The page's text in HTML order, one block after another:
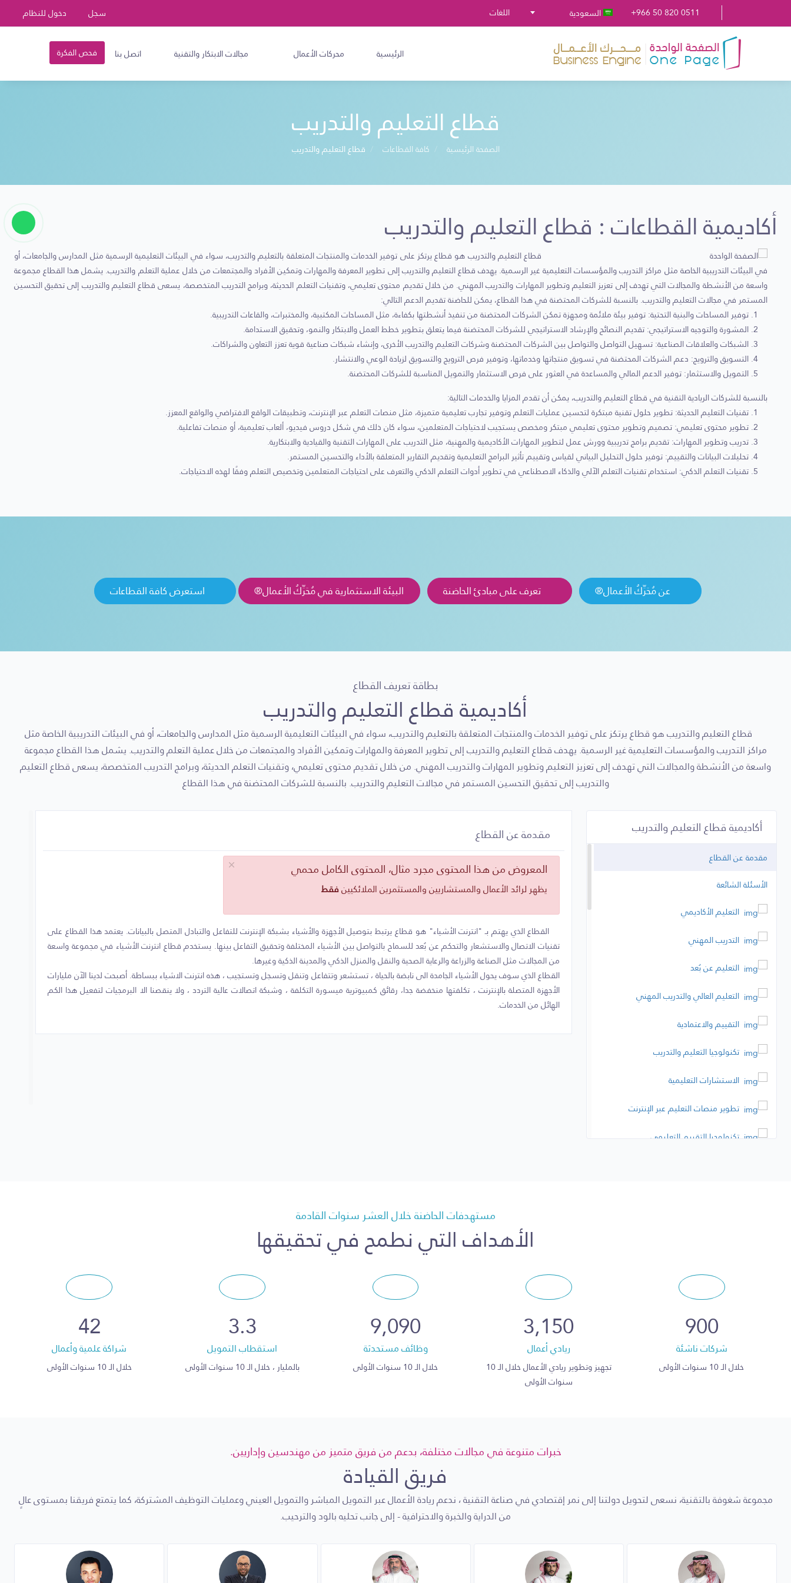
+966 50 820 0511 السعودية اللغات سجل دخول للنظام
الرئيسية محركات الأعمال مجالات الابتكار والتقنية اتصل بنا فحص الفكرة
قطاع التعليم والتدريب
الصفحة الرئيسية كافة القطاعات قطاع التعليم والتدريب
أكاديمية القطاعات : قطاع التعليم والتدريب
قطاع التعليم والتدريب هو قطاع يرتكز على توفير الخدمات والمنتجات المتعلقة بالتعليم والتدريب، سواء في البيئات التعليمية الرسمية مثل المدارس والجامعات، أو
في البيئات التدريبية الخاصة مثل مراكز التدريب والمؤسسات التعليمية غير الرسمية. يهدف قطاع التعليم والتدريب إلى تطوير المعرفة والمهارات وتمكين الأفراد والمجتمعات من خلال عملية التعلم والتدريب. يشمل هذا القطاع مجموعة
واسعة من الأنشطة والمجالات التي تهدف إلى تعزيز التعليم وتطوير المهارات والتدريب المهني. من خلال تقديم محتوى تعليمي، وتقنيات التعلم الحديثة، وبرامج التدريب المتخصصة، يسعى قطاع التعليم والتدريب إلى تحقيق التحسين
المستمر في مجالات التعليم والتدريب. بالنسبة للشركات المحتضنة في هذا القطاع، يمكن للحاضنة تقديم الدعم التالي:
توفير المساحات والبنية التحتية: توفير بيئة ملائمة ومجهزة تمكن الشركات المحتضنة من تنفيذ أنشطتها بكفاءة، مثل المساحات المكتبية، والمختبرات، والقاعات التدريبية.
المشورة والتوجيه الاستراتيجي: تقديم النصائح والإرشاد الاستراتيجي للشركات المحتضنة فيما يتعلق بتطوير خطط العمل والابتكار والنمو، وتحقيق الاستدامة.
الشبكات والعلاقات الصناعية: تسهيل التواصل والتواصل بين الشركات المحتضنة وشركات التعليم والتدريب الأخرى، وإنشاء شبكات صناعية قوية تعزز التعاون والشراكات.
التسويق والترويج: دعم الشركات المحتضنة في تسويق منتجاتها وخدماتها، وتوفير فرص الترويج والتسويق لزيادة الوعي والانتشار.
التمويل والاستثمار: توفير الدعم المالي والمساعدة في العثور على فرص الاستثمار والتمويل المناسبة للشركات المحتضنة.
بالنسبة للشركات الريادية التقنية في قطاع التعليم والتدريب، يمكن أن تقدم المزايا والخدمات التالية:
تقنيات التعليم الحديثة: تطوير حلول تقنية مبتكرة لتحسين عمليات التعلم وتوفير تجارب تعليمية متميزة، مثل منصات التعلم عبر الإنترنت، وتطبيقات الواقع الافتراضي والواقع المعزز.
تطوير محتوى تعليمي: تصميم وتطوير محتوى تعليمي مبتكر ومخصص يستجيب لاحتياجات المتعلمين، سواء كان ذلك في شكل دروس فيديو، ألعاب تعليمية، أو منصات تفاعلية.
تدريب وتطوير المهارات: تقديم برامج تدريبية وورش عمل لتطوير المهارات الأكاديمية والمهنية، مثل التدريب على المهارات التقنية والقيادية والابتكارية.
تحليلات البيانات والتقييم: توفير حلول التحليل البياني لقياس وتقييم تأثير البرامج التعليمية وتقديم التقارير المتعلقة بالأداء والتحسين المستمر.
تقنيات التعلم الذكي: استخدام تقنيات التعلم الآلي والذكاء الاصطناعي في تطوير أدوات التعلم الذكي والتعرف على احتياجات المتعلمين وتخصيص التعلم وفقًا لهذه الاحتياجات.
عن مُحَرِّكُ الأعمال® تعرف على مبادئ الحاضنة البيئة الاستثمارية في مُحَرِّكُ الأعمال® استعرض كافة القطاعات
بطاقة تعريف القطاع
أكاديمية قطاع التعليم والتدريب
قطاع التعليم والتدريب هو قطاع يرتكز على توفير الخدمات والمنتجات المتعلقة بالتعليم والتدريب، سواء في البيئات التعليمية الرسمية مثل المدارس والجامعات، أو في البيئات التدريبية الخاصة مثل
مراكز التدريب والمؤسسات التعليمية غير الرسمية. يهدف قطاع التعليم والتدريب إلى تطوير المعرفة والمهارات وتمكين الأفراد والمجتمعات من خلال عملية التعلم والتدريب. يشمل هذا القطاع مجموعة
واسعة من الأنشطة والمجالات التي تهدف إلى تعزيز التعليم وتطوير المهارات والتدريب المهني. من خلال تقديم محتوى تعليمي، وتقنيات التعلم الحديثة، وبرامج التدريب المتخصصة، يسعى قطاع التعليم
والتدريب إلى تحقيق التحسين المستمر في مجالات التعليم والتدريب. بالنسبة للشركات المحتضنة في هذا القطاع
أكاديمية قطاع التعليم والتدريب
مقدمة عن القطاع
الأسئلة الشائعة
التعليم الأكاديمي
التدريب المهني
التعليم عن بُعد
التعليم العالي والتدريب المهني
التقييم والاعتمادية
تكنولوجيا التعليم والتدريب
الاستشارات التعليمية
تطوير منصات التعليم عبر الإنترنت
تكنولوجيا التقييم التعليمي
التعليم التقني والمهني
التعلم بالتجربة والمشروعات
التعليم العالي والبحث العلمي
مصنع أفكار القطاع
التقاطع مع التقنية
مقدمة عن القطاع
المعروض من هذا المحتوى مجرد مثال، المحتوى الكامل محمي
يظهر لرائد الأعمال والمستشاريين والمستثمرين الملائكيينفقط
القطاع الذي يهتم بـ "انترنت الأشياء" هو قطاع يرتبط بتوصيل الأجهزة والأشياء بشبكة الإنترنت للتفاعل والتبادل المتصل بالبيانات. يعتمد هذا القطاع على
تقنيات الاتصال والاستشعار والتحكم عن بُعد للسماح بالتواصل بين الأشياء المختلفة وتحقيق التفاعل بينها. يستخدم قطاع انترنت الأشياء في مجموعة واسعة
من المجالات مثل الصناعة والزراعة والرعاية الصحية والنقل والمنزل الذكي والمدينة الذكية وغيرها.
القطاع الذي سوف يحول الأشياء الجامدة الى نابضة بالحياة ، تستشعر وتتفاعل وتنقل وتسجل وتستجيب ، هذه انترنت الاشياء ببساطة. أصبحت لدينا الآن مليارات
الأجهزة المتصلة بالإنترنت ، تكلفتها منخفضة جدا، رقائق كمبيوترية ميسورة التكلفة ، وشبكة اتصالات عالية التردد ، ولا ينقصنا الا البرمجيات لتفعيل هذا الكم
الهائل من الخدمات.
مستهدفات الحاضنة خلال العشر سنوات القادمة
الأهداف التي نطمح في تحقيقها
900
شركات ناشئة
خلال الـ 10 سنوات الأولى
3,150
ريادي أعمال
تجهيز وتطوير ريادي الأعمال خلال الـ 10
سنوات الأولى
9,090
وظائف مستحدثة
خلال الـ 10 سنوات الأولى
3.3
استقطاب التمويل
بالمليار ، خلال الـ 10 سنوات الأولى
42
شراكة علمية وأعمال
خلال الـ 10 سنوات الأولى
خبرات متنوعة في مجالات مختلفة، بدعم من فريق متميز من مهندسين وإداريين.
فريق القيادة
مجموعة شغوفة بالتقنية، نسعى لتحويل دولتنا إلى نمر إقتصادي في صناعة التقنية ، ندعم ريادة الأعمال عبر التمويل المباشر والتمويل العيني وعمليات التوظيف المشتركة، كما يتمتع فريقنا بمستوى عالٍ
من الدراية والخبرة والاحترافية - إلى جانب تحليه بالود والترحيب.